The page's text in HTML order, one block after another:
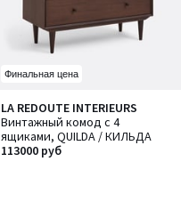
Финальная цена
LA REDOUTE INTERIEURS
Винтажный комод с 4
ящиками, QUILDA / КИЛЬДА
113000 руб